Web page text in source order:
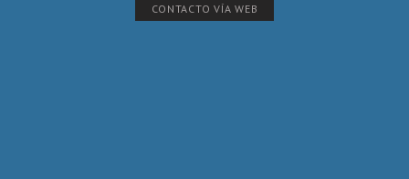
CONTACTO VÍA WEB